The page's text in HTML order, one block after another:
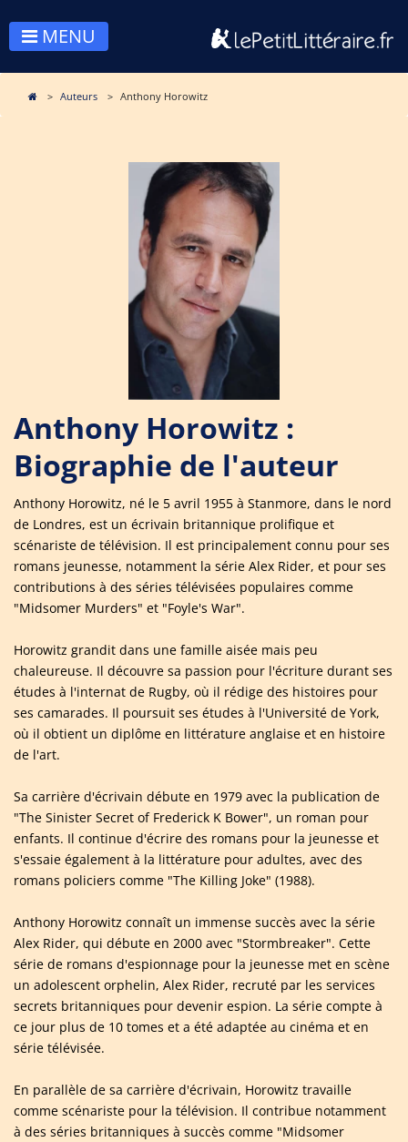
MENU
Auteurs Anthony Horowitz
Anthony Horowitz :
Biographie de l'auteur
Anthony Horowitz, né le 5 avril 1955 à Stanmore, dans le nord
de Londres, est un écrivain britannique prolifique et
scénariste de télévision. Il est principalement connu pour ses
romans jeunesse, notamment la série Alex Rider, et pour ses
contributions à des séries télévisées populaires comme
"Midsomer Murders" et "Foyle's War".
Horowitz grandit dans une famille aisée mais peu
chaleureuse. Il découvre sa passion pour l'écriture durant ses
études à l'internat de Rugby, où il rédige des histoires pour
ses camarades. Il poursuit ses études à l'Université de York,
où il obtient un diplôme en littérature anglaise et en histoire
de l'art.
Sa carrière d'écrivain débute en 1979 avec la publication de
"The Sinister Secret of Frederick K Bower", un roman pour
enfants. Il continue d'écrire des romans pour la jeunesse et
s'essaie également à la littérature pour adultes, avec des
romans policiers comme "The Killing Joke" (1988).
Anthony Horowitz connaît un immense succès avec la série
Alex Rider, qui débute en 2000 avec "Stormbreaker". Cette
série de romans d'espionnage pour la jeunesse met en scène
un adolescent orphelin, Alex Rider, recruté par les services
secrets britanniques pour devenir espion. La série compte à
ce jour plus de 10 tomes et a été adaptée au cinéma et en
série télévisée.
En parallèle de sa carrière d'écrivain, Horowitz travaille
comme scénariste pour la télévision. Il contribue notamment
à des séries britanniques à succès comme "Midsomer